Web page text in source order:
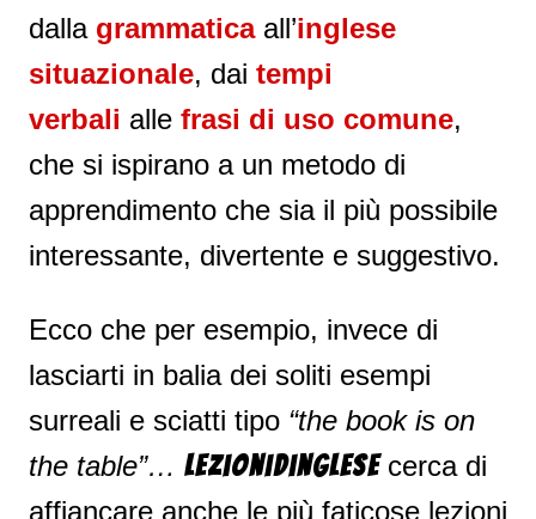
dalla grammaticaall’inglese
situazionale, dai tempi
verbali alle frasi di uso comune,
che si ispirano a un metodo di
apprendimento che sia il più possibile
interessante, divertente e suggestivo.
Ecco che per esempio, invece di
lasciarti in balia dei soliti esempi
surreali e sciatti tipo “the book is on
the table”… Lezionidinglesecerca di
affiancare anche le più faticose lezioni